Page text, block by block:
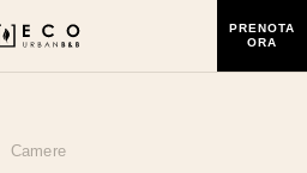
PRENOTA
ORA
Camere